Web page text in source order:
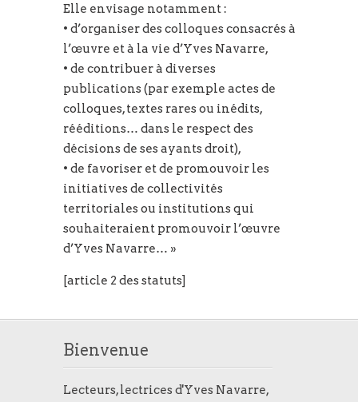
Elle envisage notamment :
• d’organiser des colloques consacrés à
l’œuvre et à la vie d’Yves Navarre,
• de contribuer à diverses
publications (par exemple actes de
colloques, textes rares ou inédits,
rééditions… dans le respect des
décisions de ses ayants droit),
• de favoriser et de promouvoir les
initiatives de collectivités
territoriales ou institutions qui
souhaiteraient promouvoir l’œuvre
d’Yves Navarre… »
[article 2 des statuts]
Bienvenue
Lecteurs, lectrices d'Yves Navarre,